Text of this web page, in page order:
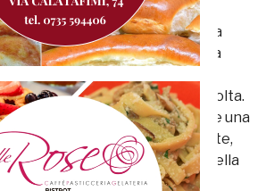
in rete una respinta corta
Volpe. Al 24’ Zanchi atterra
va sul dischetto, 2 a 0. Alla
il direttore di gara,
fallo in area, su Tempesta stavolta.
sotto la doccia e Volpe ci mette una
Sansovini. Sull’angolo seguente,
gol con Caidi (doppietta). Nella
Di Paolantonio al 7’ e al 18’